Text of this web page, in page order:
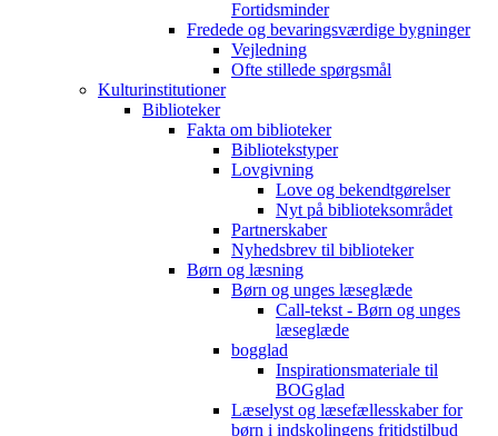
Fortidsminder
Fredede og bevaringsværdige bygninger
Vejledning
Ofte stillede spørgsmål
Kulturinstitutioner
Biblioteker
Fakta om biblioteker
Bibliotekstyper
Lovgivning
Love og bekendtgørelser
Nyt på biblioteksområdet
Partnerskaber
Nyhedsbrev til biblioteker
Børn og læsning
Børn og unges læseglæde
Call-tekst - Børn og unges
læseglæde
bogglad
Inspirationsmateriale til
BOGglad
Læselyst og læsefællesskaber for
børn i indskolingens fritidstilbud